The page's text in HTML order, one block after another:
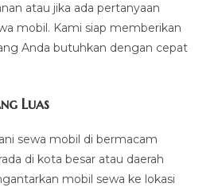
atau jika ada pertanyaan
mobil. Kami siap memberikan
Anda butuhkan dengan cepat
Luas
sewa mobil di bermacam
di kota besar atau daerah
mobil sewa ke lokasi